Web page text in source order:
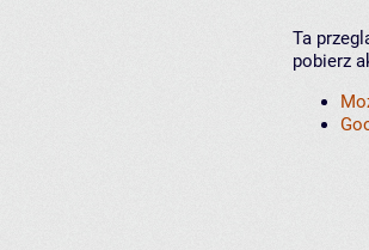
Ta
pobierz